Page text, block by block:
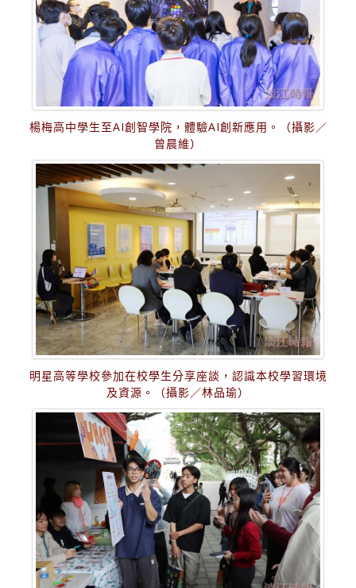
楊梅高中學生至AI創智學院，體驗AI創新應用。（攝影／
曾晨維）
明星高等學校參加在校學生分享座談，認識本校學習環境
及資源。（攝影／林品瑜）